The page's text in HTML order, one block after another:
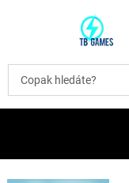
t
b